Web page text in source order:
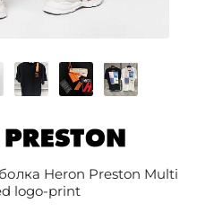
Heron Preston Multi
logo-print